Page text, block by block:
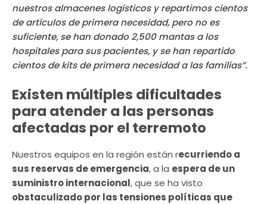
nuestros almacenes logísticos y repartimos cientos
de artículos de primera necesidad, pero no es
suficiente, se han donado 2,500 mantas a los
hospitales para sus pacientes, y se han repartido
cientos de kits de primera necesidad a las familias”.
Existen múltiples dificultades
para atender a las personas
afectadas por el terremoto
Nuestros equipos en la región están recurriendo a
sus reservas de emergencia, a la espera de un
suministro internacional, que se ha visto
obstaculizado por las tensiones políticas que